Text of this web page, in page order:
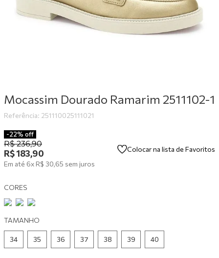
Mocassim Dourado Ramarim 2511102-1
Referência: 251110025111021
-22% off
R$ 236,90
R$183,90
Em até 6xR$ 30,65 sem juros
Colocar na lista de Favoritos
CORES
TAMANHO
34 35 36 37 38 39 40
mocassim